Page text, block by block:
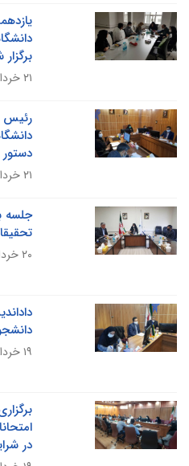
برگزار شد
رئیس
دستور
جلسه
در